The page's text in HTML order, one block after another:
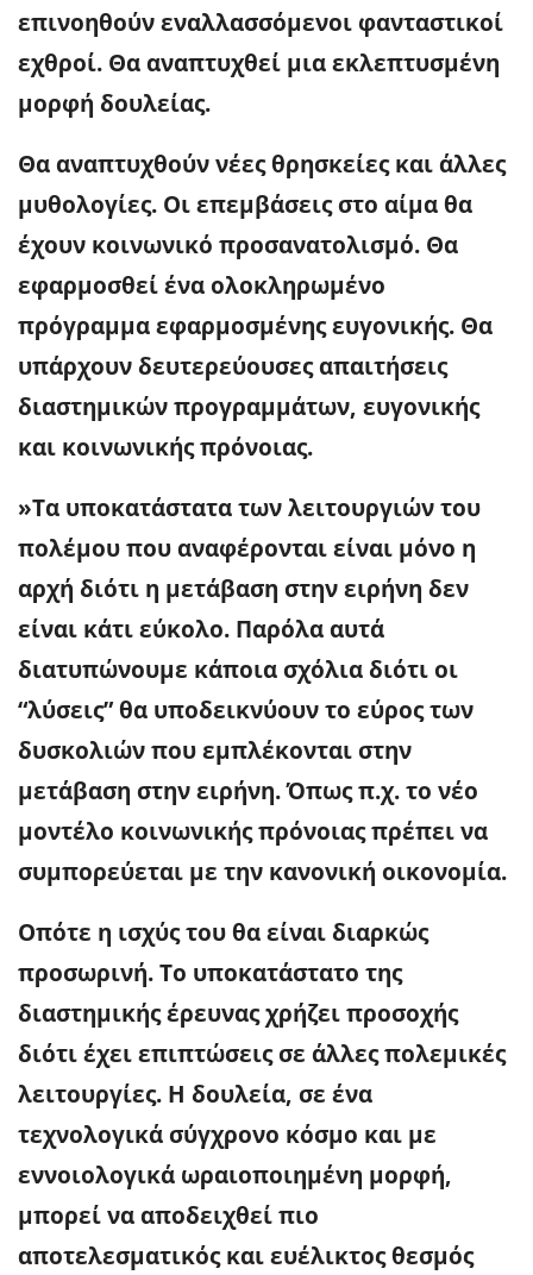
επινοηθούν εναλλασσόμενοι φανταστικοί
εχθροί. Θα αναπτυχθεί μια εκλεπτυσμένη
μορφή δουλείας.
Θα αναπτυχθούν νέες θρησκείες και άλλες
μυθολογίες. Οι επεμβάσεις στο αίμα θα
έχουν κοινωνικό προσανατολισμό. Θα
εφαρμοσθεί ένα ολοκληρωμένο
πρόγραμμα εφαρμοσμένης ευγονικής. Θα
υπάρχουν δευτερεύουσες απαιτήσεις
διαστημικών προγραμμάτων, ευγονικής
και κοινωνικής πρόνοιας.
»Τα υποκατάστατα των λειτουργιών του
πολέμου που αναφέρονται είναι μόνο η
αρχή διότι η μετάβαση στην ειρήνη δεν
είναι κάτι εύκολο. Παρόλα αυτά
διατυπώνουμε κάποια σχόλια διότι οι
“λύσεις” θα υποδεικνύουν το εύρος των
δυσκολιών που εμπλέκονται στην
μετάβαση στην ειρήνη. Όπως π.χ. το νέο
μοντέλο κοινωνικής πρόνοιας πρέπει να
συμπορεύεται με την κανονική οικονομία.
Οπότε η ισχύς του θα είναι διαρκώς
προσωρινή. Το υποκατάστατο της
διαστημικής έρευνας χρήζει προσοχής
διότι έχει επιπτώσεις σε άλλες πολεμικές
λειτουργίες. Η δουλεία, σε ένα
τεχνολογικά σύγχρονο κόσμο και με
εννοιολογικά ωραιοποιημένη μορφή,
μπορεί να αποδειχθεί πιο
αποτελεσματικός και ευέλικτος θεσμός